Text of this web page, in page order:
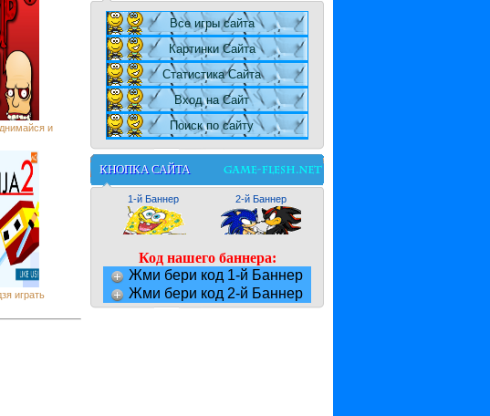
и
играть
Все игры сайта
Картинки Сайта
Статистика Сайта
Вход на Сайт
Поиск по сайту
КНОПКА САЙТА
1-й Баннер 2-й Баннер
Код нашего баннера:
Жми бери код 1-й Баннер
Жми бери код 2-й Баннер